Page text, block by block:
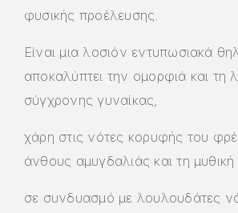
φυσικής προέλευσης.
Είναι μια λοσιόν εντυπωσιακά
αποκαλύπτει την ομορφιά και τη
σύγχρονης γυναίκας,
χάρη στις νότες κορυφής του
άνθους αμυγδαλιάς και τη
σε συνδυασμό με λουλουδάτες